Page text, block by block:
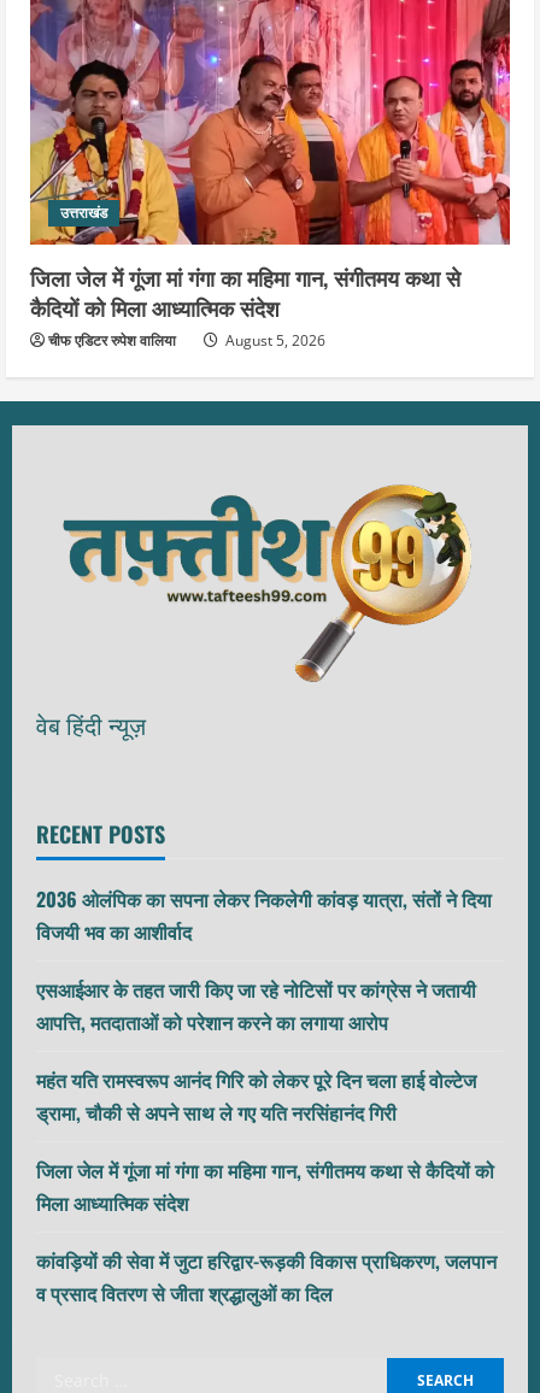
उत्तराखंड
जिला जेल में गूंजा मां गंगा का महिमा गान, संगीतमय कथा से
कैदियों को मिला आध्यात्मिक संदेश
चीफ एडिटर रुपेश वालिया August 5, 2026
वेब हिंदी न्यूज़
RECENT POSTS
2036 ओलंपिक का सपना लेकर निकलेगी कांवड़ यात्रा, संतों ने दिया
विजयी भव का आशीर्वाद
एसआईआर के तहत जारी किए जा रहे नोटिसों पर कांग्रेस ने जतायी
आपत्ति, मतदाताओं को परेशान करने का लगाया आरोप
महंत यति रामस्वरूप आनंद गिरि को लेकर पूरे दिन चला हाई वोल्टेज
ड्रामा, चौकी से अपने साथ ले गए यति नरसिंहानंद गिरी
जिला जेल में गूंजा मां गंगा का महिमा गान, संगीतमय कथा से कैदियों को
मिला आध्यात्मिक संदेश
कांवड़ियों की सेवा में जुटा हरिद्वार-रूड़की विकास प्राधिकरण, जलपान
व प्रसाद वितरण से जीता श्रद्धालुओं का दिल